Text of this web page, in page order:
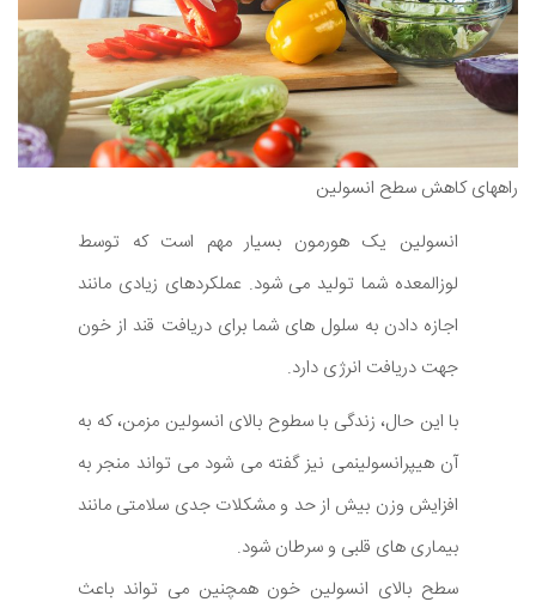
راههای کاهش سطح انسولین
انسولین یک هورمون بسیار مهم است که توسط
لوزالمعده شما تولید می شود. عملکردهای زیادی مانند
اجازه دادن به سلول های شما برای دریافت قند از خون
جهت دریافت انرژی دارد.
با این حال، زندگی با سطوح بالای انسولین مزمن، که به
آن هیپرانسولینمی نیز گفته می شود می تواند منجر به
افزایش وزن بیش از حد و مشکلات جدی سلامتی مانند
بیماری های قلبی و سرطان شود.
سطح بالای انسولین خون همچنین می تواند باعث